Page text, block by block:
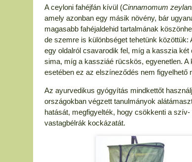
A ceyloni fahéjfán kívül (Cinnamomum
amely azonban egy másik növény, bár
magasabb fahéjaldehid tartalmának
de szemre is különbséget tehetünk
egy oldalról csavarodik fel, míg a kasszia
sima, míg a kassziáé rücskös, egyenetlen.
esetében ez az elszíneződés nem figyelhető
Az ayurvedikus gyógyítás mindkettőt
országokban végzett tanulmányok
hatását, megfigyelték, hogy csökkenti a
vastagbélrák kockázatát.